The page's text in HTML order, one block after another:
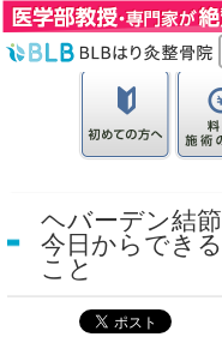
ヘバーデン結
今日からでき
こと